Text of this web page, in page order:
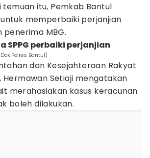
temuan itu, Pemkab Bantul
memperbaiki perjanjian
penerima MBG.‎
SPPG perbaiki perjanjian‎
Bantul)
dan Kesejahteraan Rakyat
Hermawan Setiaji mengatakan
merahasiakan kasus keracunan
boleh dilakukan.